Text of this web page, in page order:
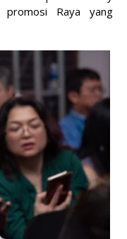
promosi Raya yang